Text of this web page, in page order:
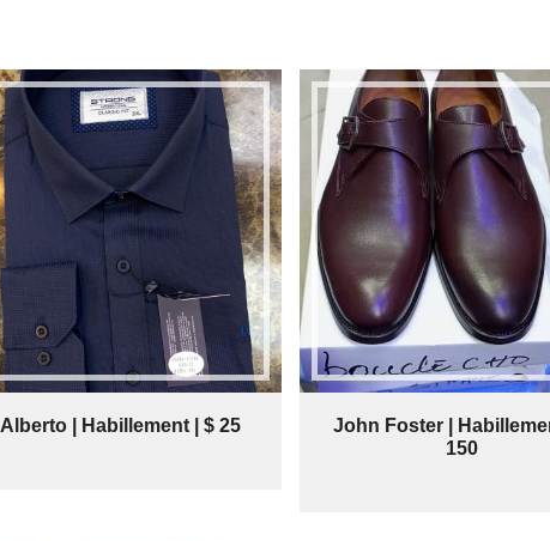
Alberto | Habillement | $ 25
John Foster |
150